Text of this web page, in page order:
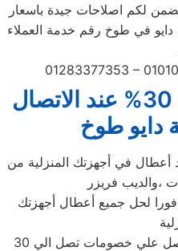
لكم اصلاحات جيدة باسعار
في طوخ رقم خدمة العملاء
01283377353 –
خصومات تصل الى 30% عند الاتصال
دايو طوخ
أعطال في أجهزتك المنزلية من
،والديب فريزر
فورا لحل جميع أعطال أجهزتك
صيانة ثلاجة دايو طوخ اتصل لتحصل علي خصومات تصل الي 30